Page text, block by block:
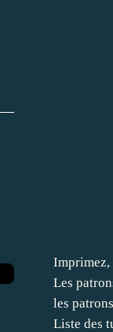
Les
les
Liste des